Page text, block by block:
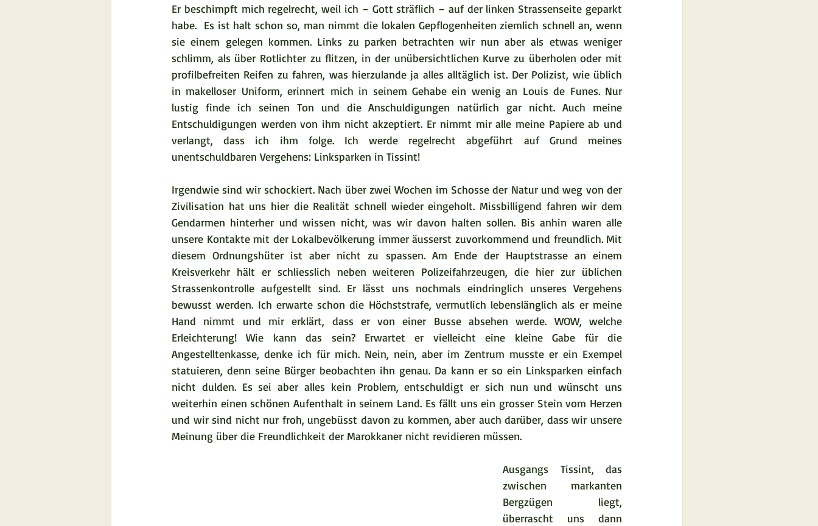
Er beschimpft mich regelrecht, weil ich – Gott sträflich – auf der linken Strassenseite geparkt
habe.  Es ist halt schon so, man nimmt die lokalen Gepflogenheiten ziemlich schnell an, wenn
sie einem gelegen kommen. Links zu parken betrachten wir nun aber als etwas weniger
schlimm, als über Rotlichter zu flitzen, in der unübersichtlichen Kurve zu überholen oder mit
profilbefreiten Reifen zu fahren, was hierzulande ja alles alltäglich ist. Der Polizist, wie üblich
in makelloser Uniform, erinnert mich in seinem Gehabe ein wenig an Louis de Funes. Nur
lustig finde ich seinen Ton und die Anschuldigungen natürlich gar nicht. Auch meine
Entschuldigungen werden von ihm nicht akzeptiert. Er nimmt mir alle meine Papiere ab und
verlangt, dass ich ihm folge. Ich werde regelrecht abgeführt auf Grund meines
unentschuldbaren Vergehens: Linksparken in Tissint!
Irgendwie sind wir schockiert. Nach über zwei Wochen im Schosse der Natur und weg von der
Zivilisation hat uns hier die Realität schnell wieder eingeholt. Missbilligend fahren wir dem
Gendarmen hinterher und wissen nicht, was wir davon halten sollen. Bis anhin waren alle
unsere Kontakte mit der Lokalbevölkerung immer äusserst zuvorkommend und freundlich. Mit
diesem Ordnungshüter ist aber nicht zu spassen. Am Ende der Hauptstrasse an einem
Kreisverkehr hält er schliesslich neben weiteren Polizeifahrzeugen, die hier zur üblichen
Strassenkontrolle aufgestellt sind. Er lässt uns nochmals eindringlich unseres Vergehens
bewusst werden. Ich erwarte schon die Höchststrafe, vermutlich lebenslänglich als er meine
Hand nimmt und mir erklärt, dass er von einer Busse absehen werde. WOW, welche
Erleichterung! Wie kann das sein? Erwartet er vielleicht eine kleine Gabe für die
Angestelltenkasse, denke ich für mich. Nein, nein, aber im Zentrum musste er ein Exempel
statuieren, denn seine Bürger beobachten ihn genau. Da kann er so ein Linksparken einfach
nicht dulden. Es sei aber alles kein Problem, entschuldigt er sich nun und wünscht uns
weiterhin einen schönen Aufenthalt in seinem Land. Es fällt uns ein grosser Stein vom Herzen
und wir sind nicht nur froh, ungebüsst davon zu kommen, aber auch darüber, dass wir unsere
Meinung über die Freundlichkeit der Marokkaner nicht revidieren müssen.
Ausgangs Tissint, das
zwischen markanten
Bergzügen liegt,
überrascht uns dann